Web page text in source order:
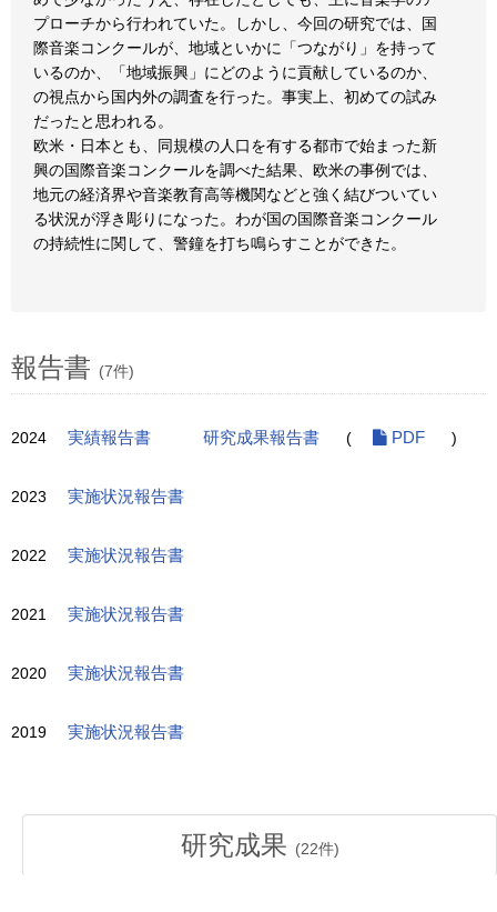
プローチから行われていた。しかし、今回の研究では、国
際音楽コンクールが、地域といかに「つながり」を持って
いるのか、「地域振興」にどのように貢献しているのか、
の視点から国内外の調査を行った。事実上、初めての試み
だったと思われる。
欧米・日本とも、同規模の人口を有する都市で始まった新
興の国際音楽コンクールを調べた結果、欧米の事例では、
地元の経済界や音楽教育高等機関などと強く結びついてい
る状況が浮き彫りになった。わが国の国際音楽コンクール
の持続性に関して、警鐘を打ち鳴らすことができた。
報告書 (7件)
2024 実績報告書 研究成果報告書 ( PDF )
2023 実施状況報告書
2022 実施状況報告書
2021 実施状況報告書
2020 実施状況報告書
2019 実施状況報告書
研究成果 (22件)